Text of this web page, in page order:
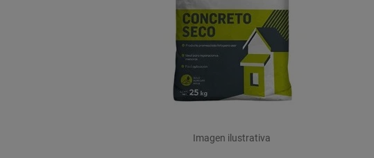
Imagen ilustrativa